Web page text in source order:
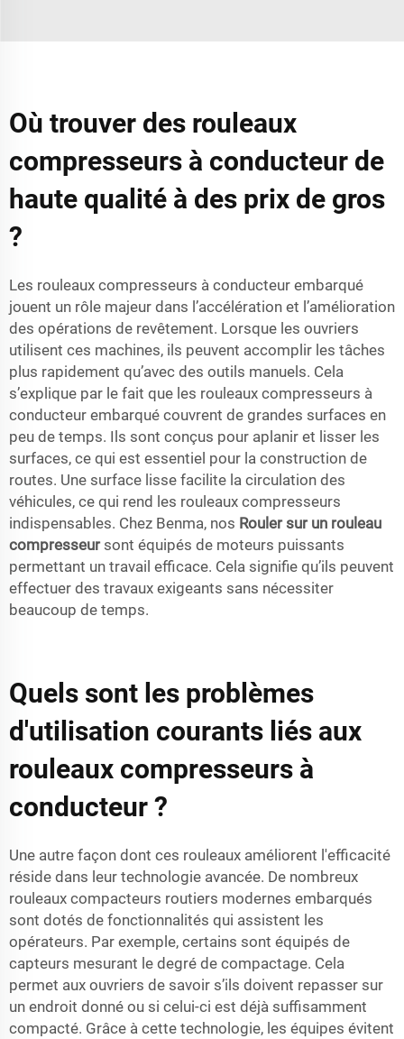
Où trouver des rouleaux
compresseurs à conducteur de
haute qualité à des prix de gros
?
Les rouleaux compresseurs à conducteur embarqué
jouent un rôle majeur dans l’accélération et l’amélioration
des opérations de revêtement. Lorsque les ouvriers
utilisent ces machines, ils peuvent accomplir les tâches
plus rapidement qu’avec des outils manuels. Cela
s’explique par le fait que les rouleaux compresseurs à
conducteur embarqué couvrent de grandes surfaces en
peu de temps. Ils sont conçus pour aplanir et lisser les
surfaces, ce qui est essentiel pour la construction de
routes. Une surface lisse facilite la circulation des
véhicules, ce qui rend les rouleaux compresseurs
indispensables. Chez Benma, nos Rouler sur un rouleau
compresseur sont équipés de moteurs puissants
permettant un travail efficace. Cela signifie qu’ils peuvent
effectuer des travaux exigeants sans nécessiter
beaucoup de temps.
Quels sont les problèmes
d'utilisation courants liés aux
rouleaux compresseurs à
conducteur ?
Une autre façon dont ces rouleaux améliorent l'efficacité
réside dans leur technologie avancée. De nombreux
rouleaux compacteurs routiers modernes embarqués
sont dotés de fonctionnalités qui assistent les
opérateurs. Par exemple, certains sont équipés de
capteurs mesurant le degré de compactage. Cela
permet aux ouvriers de savoir s’ils doivent repasser sur
un endroit donné ou si celui-ci est déjà suffisamment
compacté. Grâce à cette technologie, les équipes évitent